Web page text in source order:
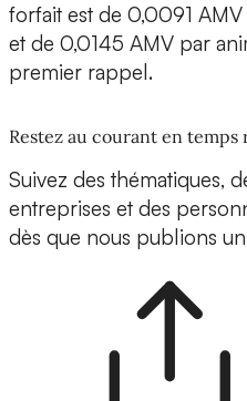
forfait est de 0,0091
et de 0,0145 AMV par
premier rappel.
Restez au courant en temps
Suivez des thématiques,
entreprises et des
dès que nous publions